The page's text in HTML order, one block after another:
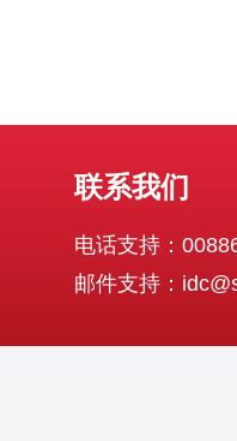
联系我们
电话支持：
邮件支持：